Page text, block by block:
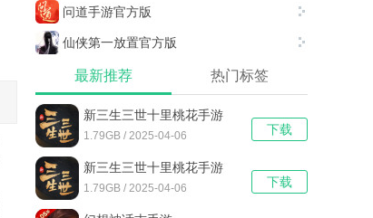
问道手游官方版
仙侠第一放置官方版
最新推荐 热门标签
下载
新三生三世十里桃花手游
最新版
1.79GB / 2025-04-06
下载
新三生三世十里桃花手游
1.79GB / 2025-04-06